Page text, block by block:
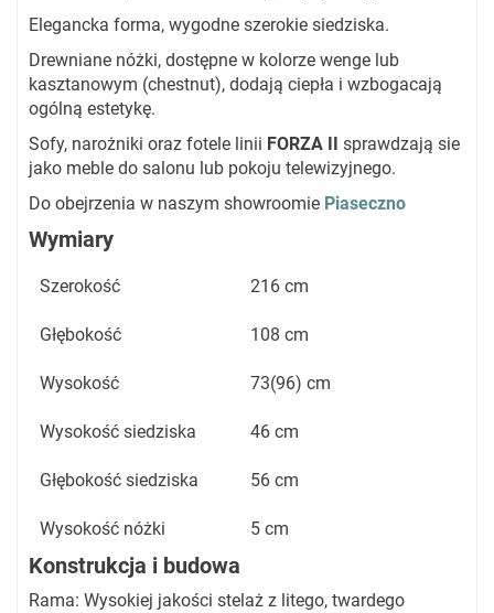
Elegancka forma, wygodne szerokie siedziska.
Drewniane nóżki, dostępne w kolorze wenge lub
kasztanowym (chestnut), dodają ciepła i wzbogacają
ogólną estetykę.
Sofy, narożniki oraz fotele linii FORZA II sprawdzają sie
jako meble do salonu lub pokoju telewizyjnego.
Do obejrzenia w naszym showroomie Piaseczno
Wymiary
Szerokość 216 cm
Głębokość 108 cm
Wysokość 73(96) cm
Wysokość siedziska 46 cm
Głębokość siedziska 56 cm
Wysokość nóżki 5 cm
Konstrukcja i budowa
Rama: Wysokiej jakości stelaż z litego, twardego